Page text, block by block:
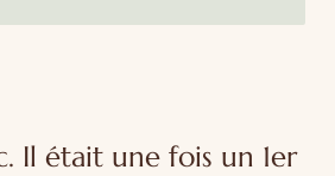
Il était une fois un 1er